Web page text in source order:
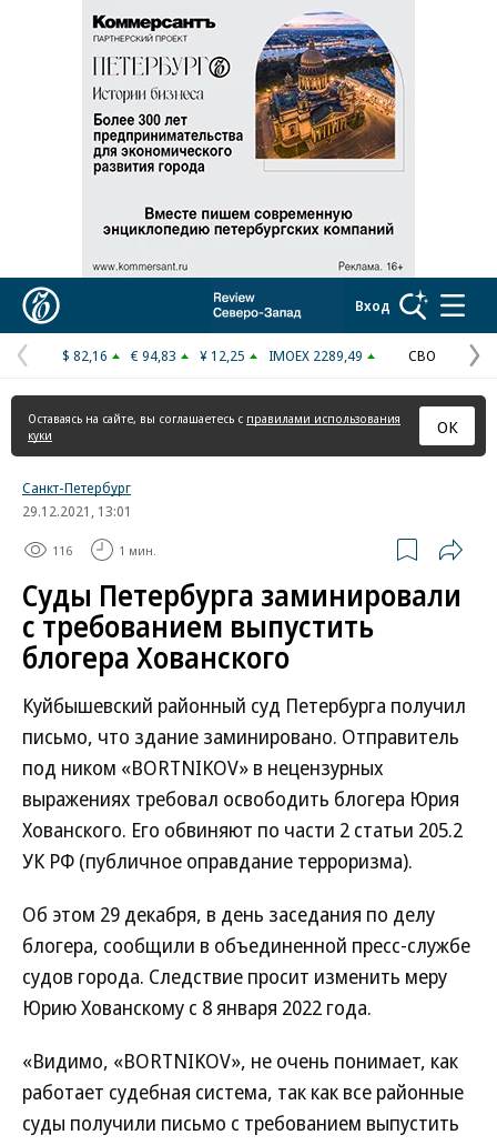
Реклама в «Ъ» www.kommersant.ru/ad
Вход
Предыдущая
страница
$ 82,16 € 94,83 ¥ 12,25 IMOEX 2289,49 СВО
Оставаясь на сайте, вы соглашаетесь с правилами использования
куки
ОК
Санкт-Петербург
29.12.2021, 13:01
116 1 мин.
Суды Петербурга заминировали
с требованием выпустить
блогера Хованского
Куйбышевский районный суд Петербурга получил
письмо, что здание заминировано. Отправитель
под ником «BORTNIKOV» в нецензурных
выражениях требовал освободить блогера Юрия
Хованского. Его обвиняют по части 2 статьи 205.2
УК РФ (публичное оправдание терроризма).
Об этом 29 декабря, в день заседания по делу
блогера, сообщили в объединенной пресс-службе
судов города. Следствие просит изменить меру
Юрию Хованскому с 8 января 2022 года.
«Видимо, «BORTNIKOV», не очень понимает, как
работает судебная система, так как все районные
суды получили письмо с требованием выпустить